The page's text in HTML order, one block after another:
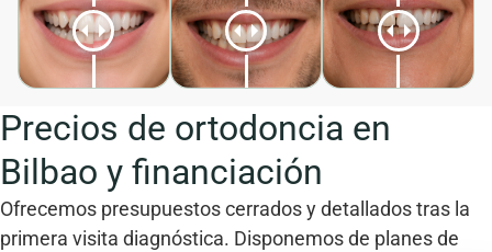
Precios de ortodoncia en
Bilbao y financiación
Ofrecemos presupuestos cerrados y detallados tras la
primera visita diagnóstica. Disponemos de planes de